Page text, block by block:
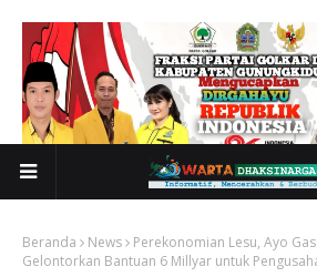
Beranda News
Perekonomian Lesu, Ayo
Gelontorkan Bantuan 6 Millyar untuk